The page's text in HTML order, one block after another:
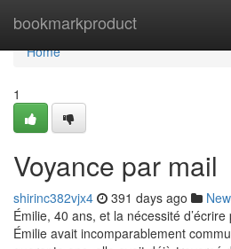
bookmarkproduct
Home
Home
1
Voyance par mail
shirinc382vjx4 391 days ago
Émilie, 40 ans, et la nécessité
Émilie avait incomparablement